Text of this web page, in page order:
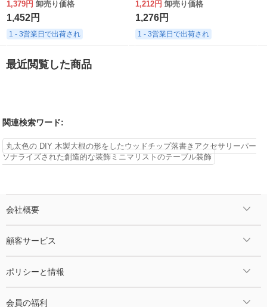
1,379円 卸売り価格
1,452円
1 - 3営業日で出荷され
飾
1,212円 卸売り価格
1,276円
1 - 3営業日で出荷され
最近閲覧した商品
関連検索ワード:
丸太色の DIY 木製大根の形をしたウッドチップ落書きアクセサリーパー
ソナライズされた創造的な装飾ミニマリストのテーブル装飾
会社概要
顧客サービス
ポリシーと情報
会員の福利